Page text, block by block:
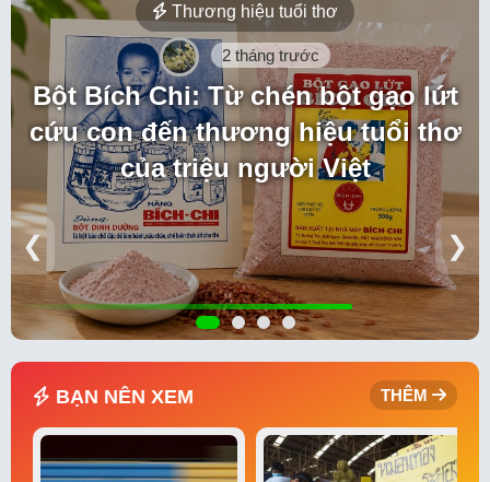
Thương hiệu tuổi thơ
2 tháng trước
Bột Bích Chi: Từ chén bột gạo lứt
cứu con đến thương hiệu tuổi thơ
của triệu người Việt
❮ ❯
BẠN NÊN XEM THÊM